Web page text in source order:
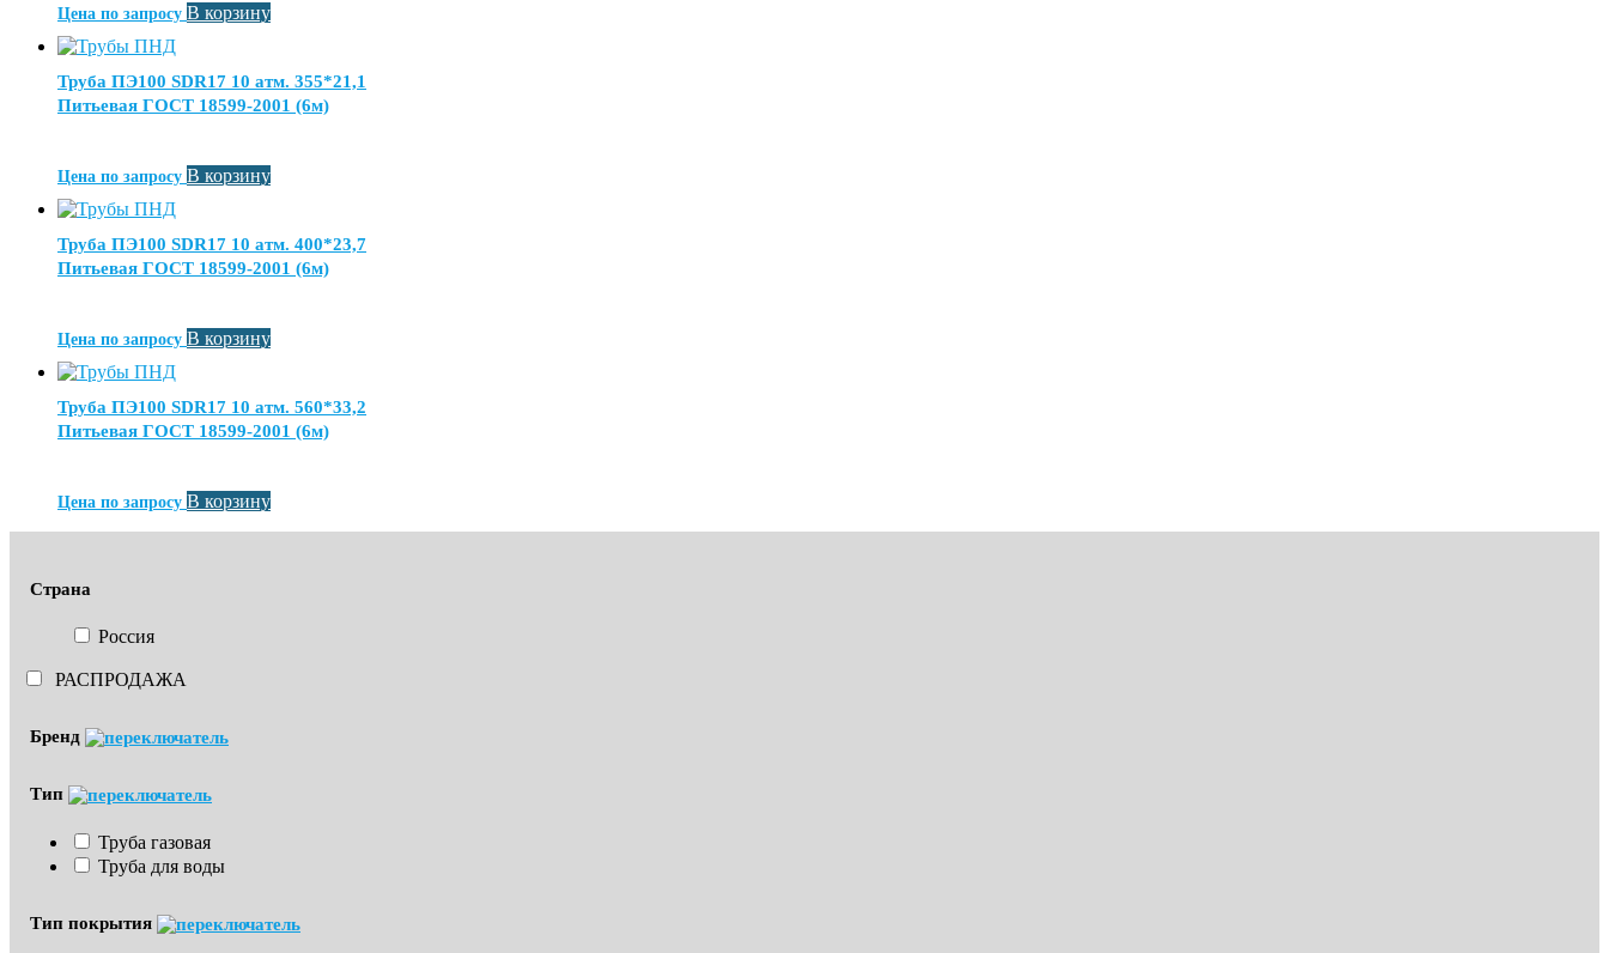
Цена по запросу В корзину
Труба ПЭ100 SDR17 10 атм. 355*21,1
Питьевая ГОСТ 18599-2001 (6м)
Цена по запросу В корзину
Труба ПЭ100 SDR17 10 атм. 400*23,7
Питьевая ГОСТ 18599-2001 (6м)
Цена по запросу В корзину
Труба ПЭ100 SDR17 10 атм. 560*33,2
Питьевая ГОСТ 18599-2001 (6м)
Цена по запросу В корзину
Страна
Россия
РАСПРОДАЖА
Бренд
Тип
Труба газовая
Труба для воды
Тип покрытия